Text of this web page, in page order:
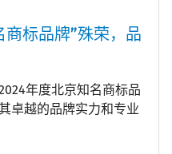
标品牌”殊荣，品
年度北京知名商标品
卓越的品牌实力和专业